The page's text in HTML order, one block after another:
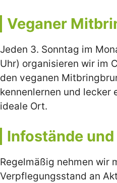
Veganer
Jeden 3. Sonntag im
Uhr) organisieren wir im
den veganen
kennenlernen und lecker
ideale Ort.
Infostände
Regelmäßig nehmen wir
Verpflegungsstand an